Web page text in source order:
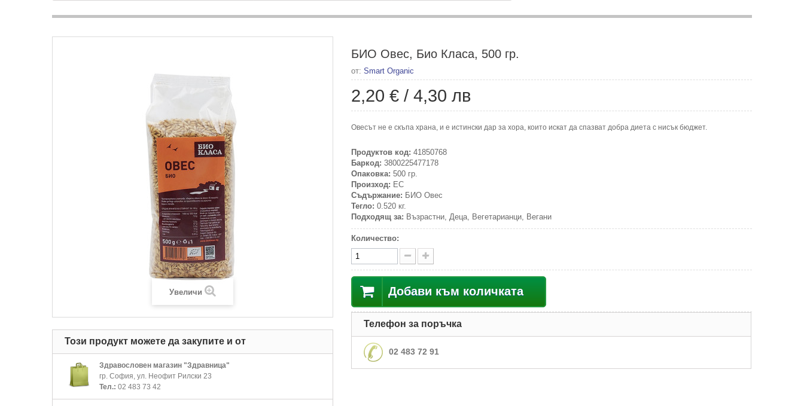
Увеличи
Този продукт можете да закупите и от
Здравословен магазин "Здравница"
гр. София, ул. Неофит Рилски 23
Тел.: 02 483 73 42
БИО Овес, Био Класа, 500 гр.
от: Smart Organic
2,20 € / 4,30 лв
Овесът не е скъпа храна, и е истински дар за хора, които искат да спазват добра диета с нисък бюджет.
Продуктов код: 41850768
Баркод: 3800225477178
Опаковка: 500 гр.
Произход: ЕС
Съдържание: БИО Овес
Тегло: 0.520 кг.
Подходящ за: Възрастни, Деца, Вегетарианци, Вегани
Количество:
Добави към количката
Телефон за поръчка
02 483 72 91